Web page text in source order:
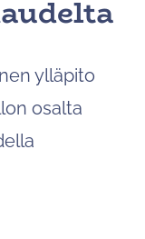
ylläpito
osalta